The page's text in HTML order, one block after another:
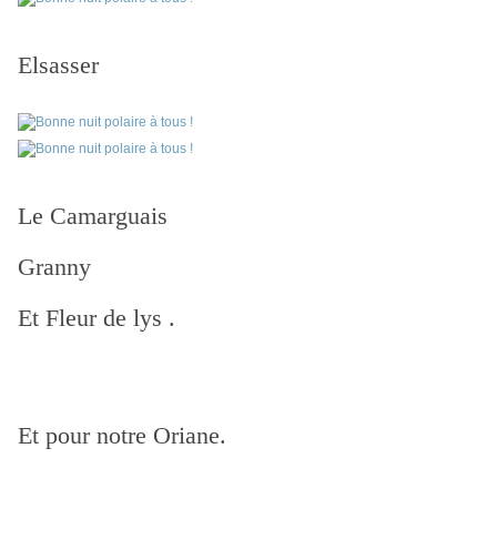
Elsasser
Le Camarguais
Granny
Et Fleur de lys .
Et pour notre Oriane.